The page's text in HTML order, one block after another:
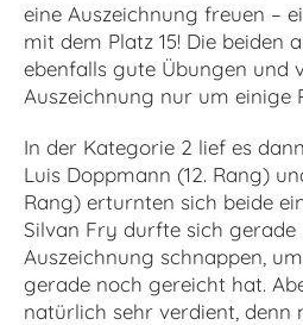
eine Auszeichnung freuen –
mit dem Platz 15! Die beiden
ebenfalls gute Übungen und
Auszeichnung nur um einige
In der Kategorie 2 lief es
Luis Doppmann (12. Rang)
Rang) erturnten sich beide
Silvan Fry durfte sich gerade
Auszeichnung schnappen,
gerade noch gereicht hat.
natürlich sehr verdient, denn